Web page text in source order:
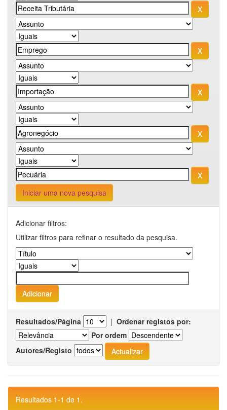
Iniciar uma nova pesquisa
Adicionar filtros:
Utilizar filtros para refinar o resultado da pesquisa.
Resultados/Página | Ordenar registos por:
Por ordem
Autores/Registo
Resultados 1-1 de 1.